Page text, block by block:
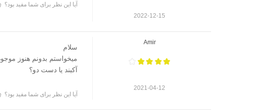
2022-12-15
آیا این نظر برای شما مفید بود؟
Amir
2021-04-12
سلام
میخواستم بدونم هنوز
آکبند یا دست دو؟
آیا این نظر برای شما مفید بود؟